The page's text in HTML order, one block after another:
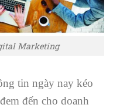
Marketing
tin ngày nay kéo
đến cho doanh